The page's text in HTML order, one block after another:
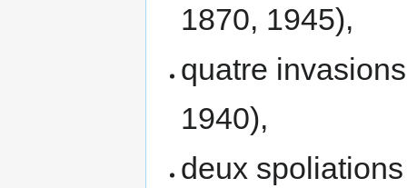
1870, 1945),
quatre
1940),
deux